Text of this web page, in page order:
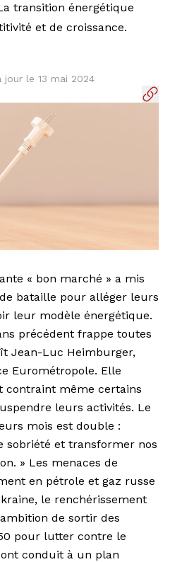
transition énergétique
et de croissance.
jour le 13 mai 2024
« bon marché » a mis
bataille pour alléger leurs
leur modèle énergétique.
précédent frappe toutes
Jean-Luc Heimburger,
Eurométropole. Elle
même certains
leurs activités. Le
mois est double :
sobriété et transformer nos
» Les menaces de
en pétrole et gaz russe
le renchérissement
de sortir des
pour lutter contre le
conduit à un plan